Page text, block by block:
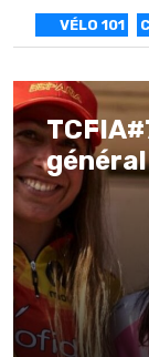
VÉLO 101